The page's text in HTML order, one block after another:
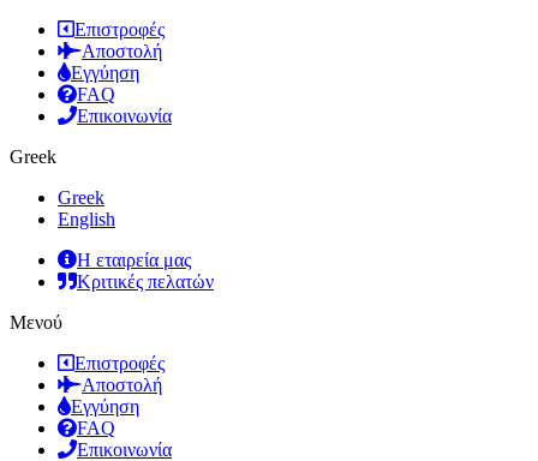
Επιστροφές
Αποστολή
Εγγύηση
FAQ
Επικοινωνία
Greek
Greek
English
Η εταιρεία μας
Κριτικές πελατών
Μενού
Επιστροφές
Αποστολή
Εγγύηση
FAQ
Επικοινωνία